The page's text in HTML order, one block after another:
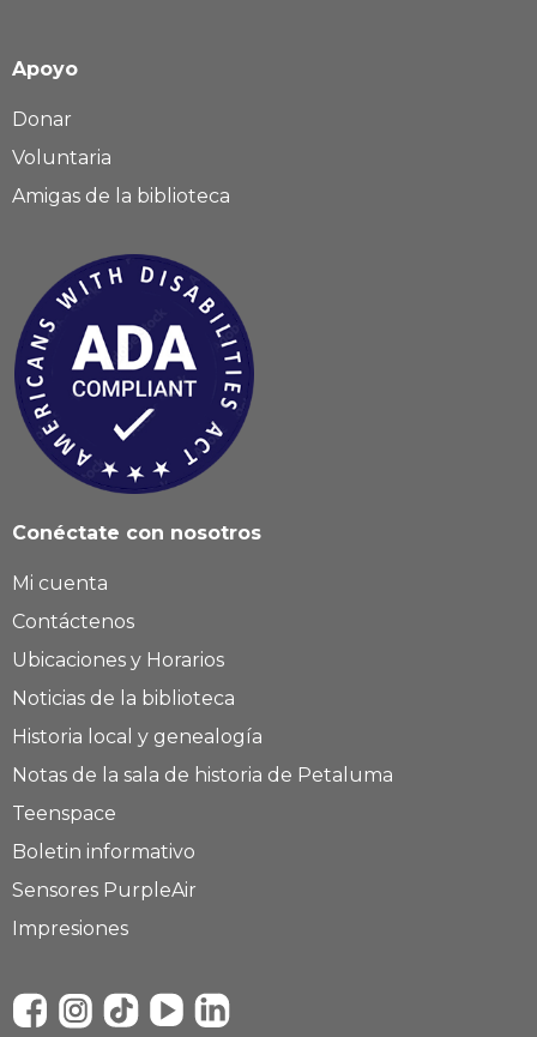
Apoyo
Donar
Voluntaria
Amigas de la biblioteca
Conéctate con nosotros
Mi cuenta
Contáctenos
Ubicaciones y Horarios
Noticias de la biblioteca
Historia local y genealogía
Notas de la sala de historia de Petaluma
Teenspace
Boletin informativo
Sensores PurpleAir
Impresiones